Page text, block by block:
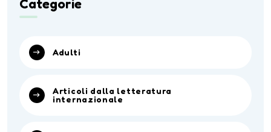
Categorie
Adulti
Articoli dalla letteratura
internazionale